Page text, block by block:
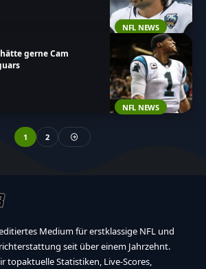
NFL NEWS
NFL NEWS
gerne Cam
1 2
Medium für erstklassige NFL und
seit über einem Jahrzehnt.
topaktuelle Statistiken, Live-Scores,